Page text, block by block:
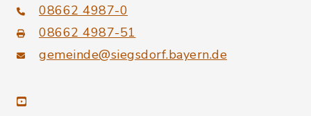
08662 4987-0
08662 4987-51
gemeinde@siegsdorf.bayern.de
youtube